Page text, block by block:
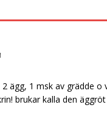
ägg, 1 msk av grädde
brukar kalla den